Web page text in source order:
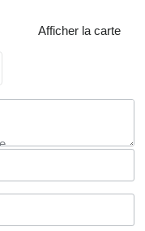
Afficher la carte